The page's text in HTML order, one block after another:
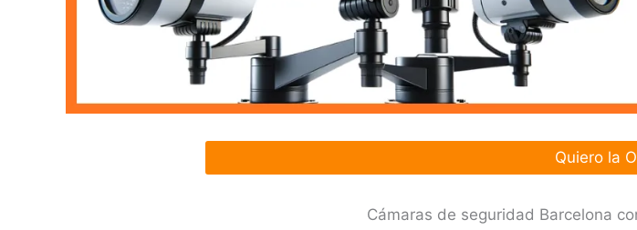
Quiero la
Cámaras de seguridad Barcelona